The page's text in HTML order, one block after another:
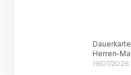
Herren-
19/07/2026